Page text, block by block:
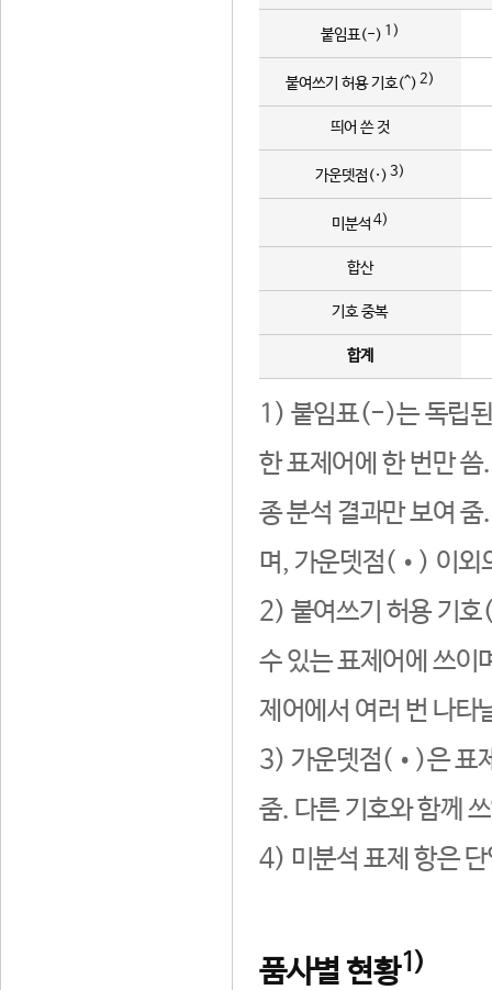
붙임표(-) 1)
붙여쓰기 허용 기호(^) 2)
띄어 쓴 것
가운뎃점(·) 3)
미분석 4)
합산
기호 중복
합계
1) 붙임표(-)는 독립된
한 표제어에 한 번만
종 분석 결과만 보여
며, 가운뎃점(•) 이외
2) 붙여쓰기 허용 기호
수 있는 표제어에 쓰이
제어에서 여러 번 나타
3) 가운뎃점(•)은 표
줌. 다른 기호와 함께
4) 미분석 표제 항은
품사별 현황1)